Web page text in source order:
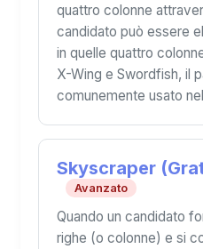
quattro colonne
candidato può essere
in quelle quattro
X-Wing e Swordfish, il
comunemente usato
Skyscraper
Avanzato
Quando un candidato
righe (o colonne) e si